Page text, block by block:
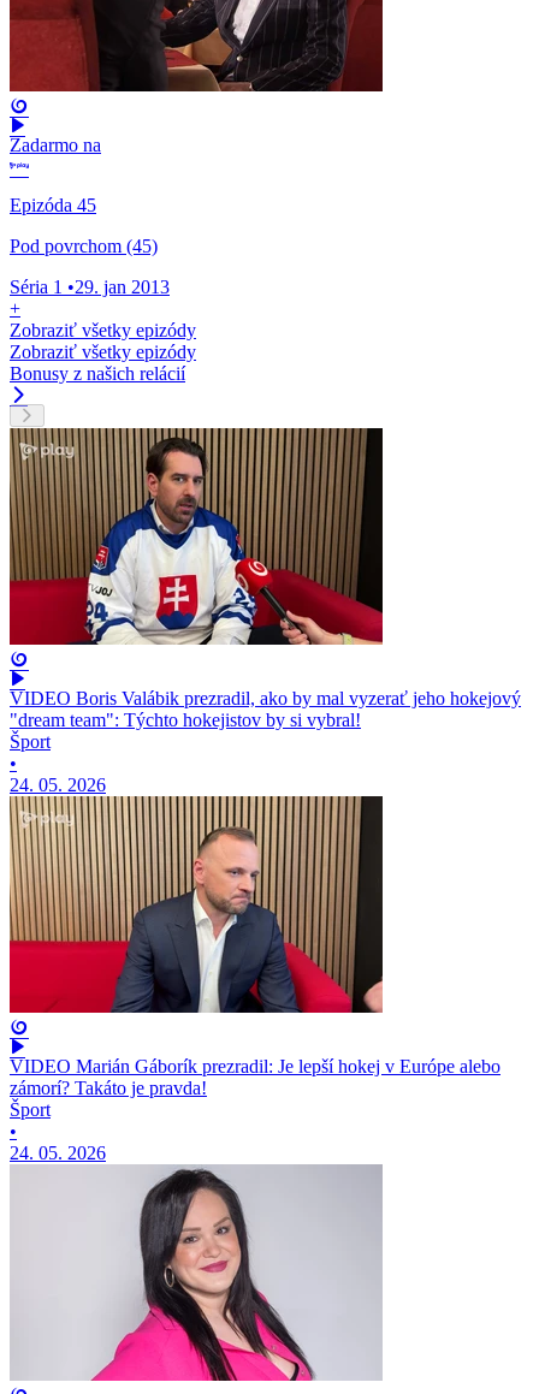
Zadarmo na
Epizóda 45
Pod povrchom (45)
Séria 1 •29. jan 2013
+
Zobraziť všetky epizódy
Zobraziť všetky epizódy
Bonusy z našich relácií
VIDEO Boris Valábik prezradil, ako by mal vyzerať jeho hokejový
"dream team": Týchto hokejistov by si vybral!
Šport
•
24. 05. 2026
VIDEO Marián Gáborík prezradil: Je lepší hokej v Európe alebo
zámorí? Takáto je pravda!
Šport
•
24. 05. 2026